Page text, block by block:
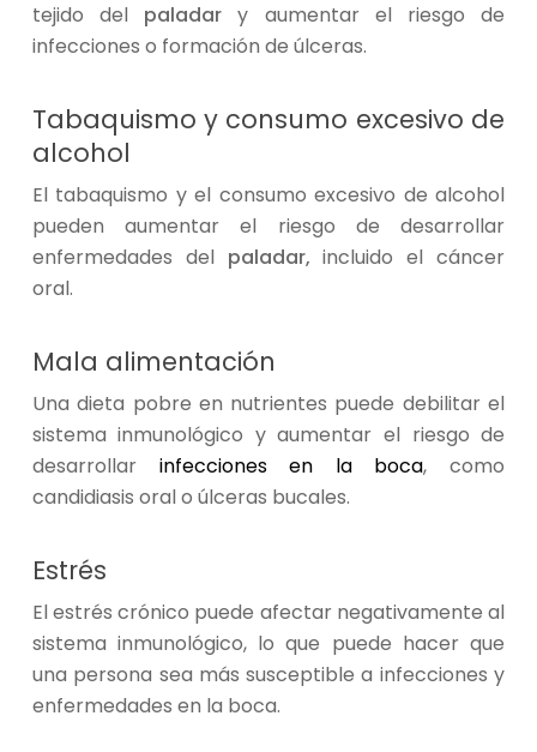
tejido del paladary aumentar el riesgo de
infecciones o formación de úlceras.
Tabaquismo y consumo excesivo de
alcohol
El tabaquismo y el consumo excesivo de alcohol
pueden aumentar el riesgo de desarrollar
enfermedades del paladar,incluido el cáncer
oral.
Mala alimentación
Una dieta pobre en nutrientes puede debilitar el
sistema inmunológico y aumentar el riesgo de
desarrollar infecciones en la boca, como
candidiasis oral o úlceras bucales.
Estrés
El estrés crónico puede afectar negativamente al
sistema inmunológico, lo que puede hacer que
una persona sea más susceptible a infecciones y
enfermedades en la boca.